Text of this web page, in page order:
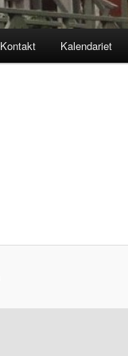
Kontakt Kalendariet